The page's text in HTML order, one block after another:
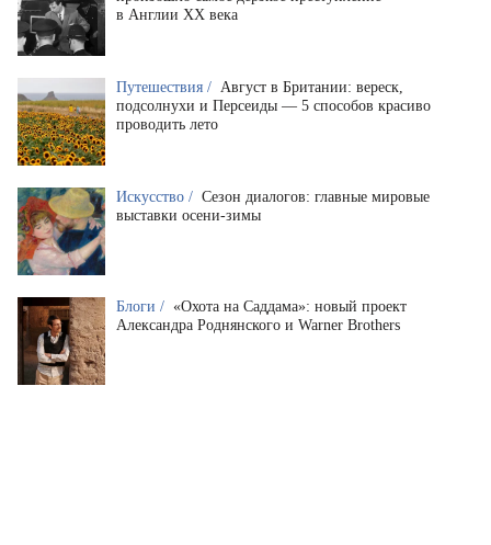
в Англии XX века
Путешествия / Август в Британии: вереск,
подсолнухи и Персеиды — 5 способов красиво
проводить лето
Искусство / Сезон диалогов: главные мировые
выставки осени-зимы
Блоги / «Охота на Саддама»: новый проект
Александра Роднянского и Warner Brothers